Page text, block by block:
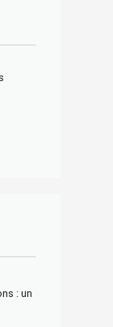
: un